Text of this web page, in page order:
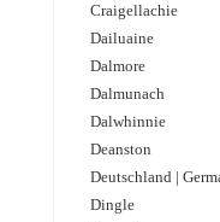
Craigellachie
Dailuaine
Dalmore​
Dalmunach
Dalwhinnie
Deanston
Deutschland |
Dingle